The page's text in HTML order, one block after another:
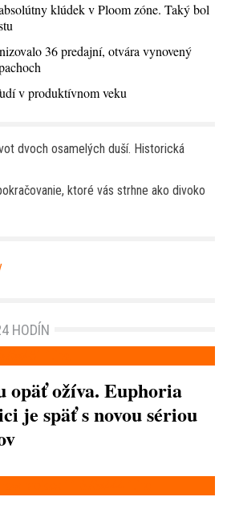
klúdek v Ploom zóne. Taký bol
36 predajní, otvára vynovený
v produktívnom veku
dvoch osamelých duší. Historická
ktoré vás strhne ako divoko
HODÍN
opäť ožíva. Euphoria
je späť s novou sériou